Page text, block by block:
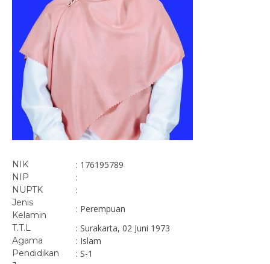
NIK : 176195789
NIP :
NUPTK :
Jenis
Kelamin
: Perempuan
T.T.L : Surakarta, 02 Juni 1973
Agama : Islam
Pendidikan : S-1